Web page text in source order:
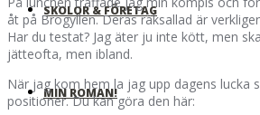
SKOLOR & FÖRETAG
MIN ROMAN!
åt på Brogyllen. Deras räksallad är
Har du testat? Jag äter ju inte kött, men
jätteofta, men ibland.
När jag kom hem la jag upp dagens lucka
positioner. Du kan göra den här: